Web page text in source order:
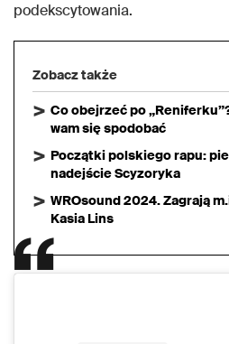
podekscytowania.
Zobacz także
Co obejrzeć po
wam się spodobać
Początki polskiego rapu:
nadejście Scyzoryka
WROsound 2024. Zagrają
Kasia Lins